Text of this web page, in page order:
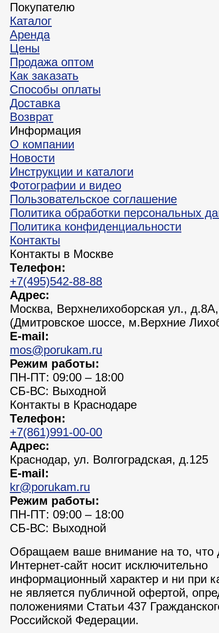
Покупателю
Каталог
Аренда
Цены
Продажа оптом
Как заказать
Способы оплаты
Доставка
Возврат
Информация
О компании
Новости
Инструкции и каталоги
Фотографии и видео
Пользовательское соглашение
Политика обработки персональных
Политика конфиденциальности
Контакты
Контакты в Москве
Телефон:
+7(495)542-88-88
Адрес:
Москва, Верхнелихоборская ул.,
(Дмитровское шоссе, м.Верхние
E-mail:
mos@porukam.ru
Режим работы:
ПН-ПТ: 09:00 – 18:00
СБ-ВС: Выходной
Контакты в Краснодаре
Телефон:
+7(861)991-00-00
Адрес:
Краснодар, ул. Волгоградская, д.125
E-mail:
kr@porukam.ru
Режим работы:
ПН-ПТ: 09:00 – 18:00
СБ-ВС: Выходной
Обращаем ваше внимание на то, что
Интернет-сайт носит исключительно
информационный характер и ни при
не является публичной офертой,
положениями Статьи 437
Российской Федерации.